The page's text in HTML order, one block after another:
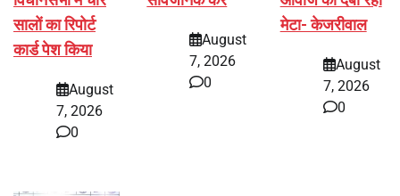
सालों का रिपोर्ट
कार्ड पेश किया
August
7, 2026
0
August
7, 2026
0
मेटा- केजरीवाल
August
7, 2026
0